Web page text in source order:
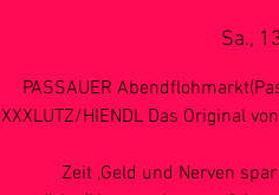
Sa.,
PASSAUER
XXXLUTZ/HIENDL Das Original
Zeit ,Geld und Nerven